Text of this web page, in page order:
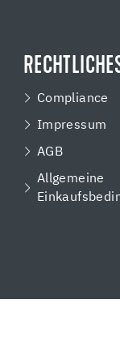
Compliance
Impressum
AGB
Allgemeine